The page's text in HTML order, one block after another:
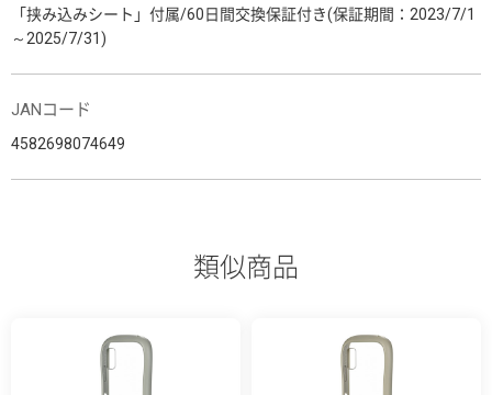
「挟み込みシート」付属/60日間交換保証付き(保証期間：2023/7/1
～2025/7/31)
JANコード
4582698074649
類似商品